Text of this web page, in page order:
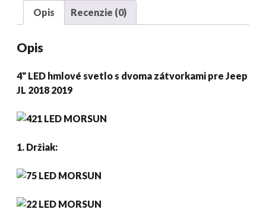
Palec
lampa
2018
2019
jl
Opis Recenzie (0)
Opis
4" LED hmlové svetlo s dvoma zátvorkami pre Jeep
JL 2018 2019
1. Držiak: